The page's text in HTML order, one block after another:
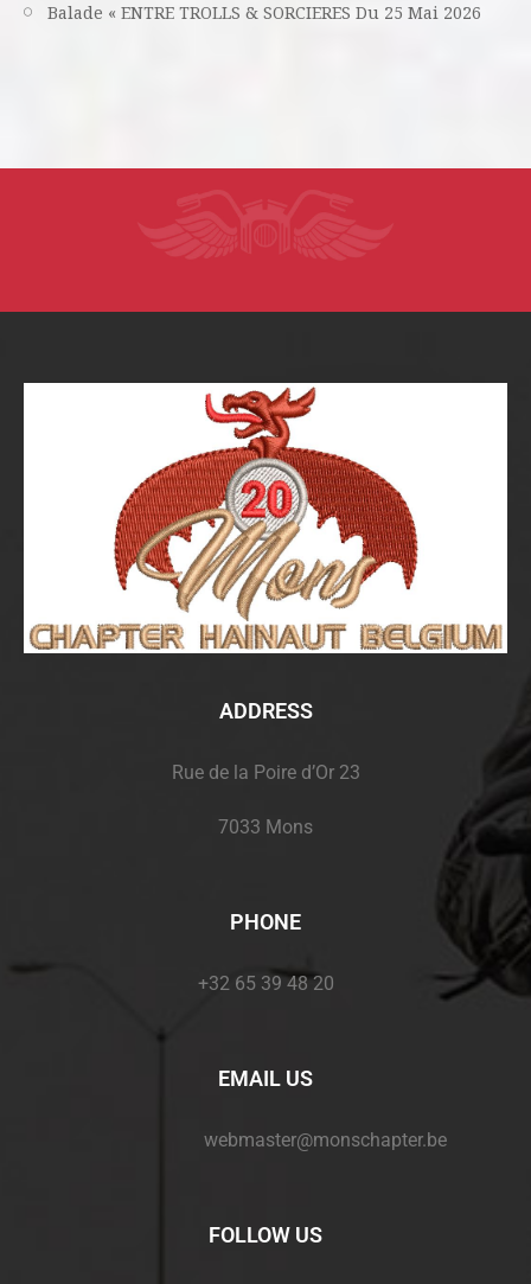
Balade « ENTRE TROLLS & SORCIERES Du 25 Mai 2026
ADDRESS
Rue de la Poire d’Or 23
7033 Mons
PHONE
+32 65 39 48 20
EMAIL US
webmaster@monschapter.be
FOLLOW US